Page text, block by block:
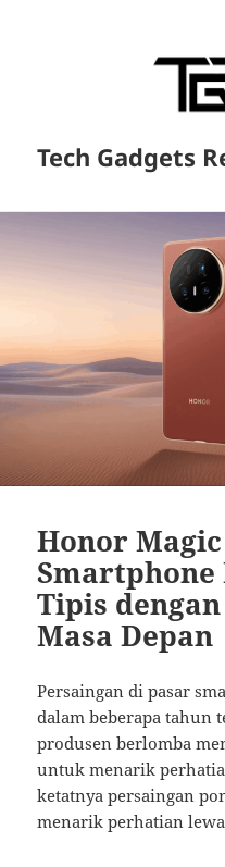
Tech Gadgets
Honor Magic
Tipis
Masa Depan
Persaingan di pasar
dalam beberapa tahun
produsen berlomba
untuk menarik
ketatnya persaingan
menarik perhatian